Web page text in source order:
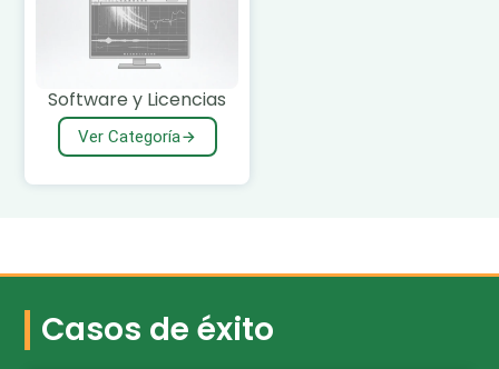
Software y Licencias
Ver Categoría
Casos de éxito